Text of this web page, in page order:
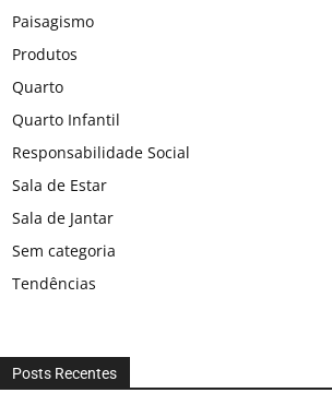
Paisagismo
Produtos
Quarto
Quarto Infantil
Responsabilidade Social
Sala de Estar
Sala de Jantar
Sem categoria
Tendências
Posts Recentes